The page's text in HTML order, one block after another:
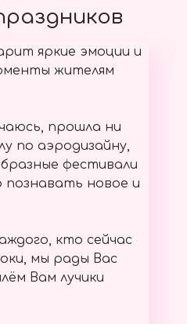
яркие эмоции и
жителям
прошла ни
по аэродизайну,
фестивали
познавать новое и
кто сейчас
мы рады Вас
Вам лучики